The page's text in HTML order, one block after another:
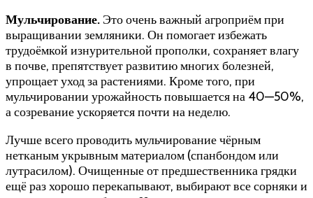
Мульчирование. Это очень важный агроприём при
выращивании земляники. Он помогает избежать
трудоёмкой изнурительной прополки, сохраняет влагу
в почве, препятствует развитию многих болезней,
упрощает уход за растениями. Кроме того, при
мульчировании урожайность повышается на 40—50%,
а созревание ускоряется почти на неделю.
Лучше всего проводить мульчирование чёрным
нетканым укрывным материалом (спанбондом или
лутрасилом). Очищенные от предшественника грядки
ещё раз хорошо перекапывают, выбирают все сорняки и